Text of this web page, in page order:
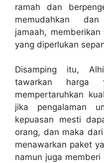
ramah dan
memudahkan
jamaah,
yang diperlukan
Disamping itu,
tawarkan harga
mempertaruhkan
jika pengalaman
kepuasan mesti
orang, dan maka
menawarkan paket
namun juga